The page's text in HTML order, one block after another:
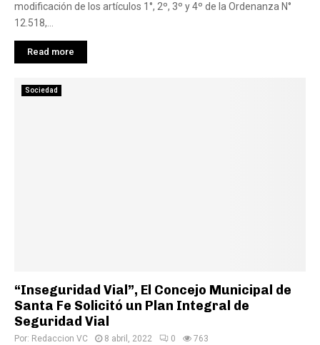
modificación de los artículos 1°, 2º, 3º y 4º de la Ordenanza N°
12.518,...
Read more
Sociedad
“Inseguridad Vial”, El Concejo Municipal de
Santa Fe Solicitó un Plan Integral de
Seguridad Vial
Por: Redaccion VC 8 abril, 2022 0 763